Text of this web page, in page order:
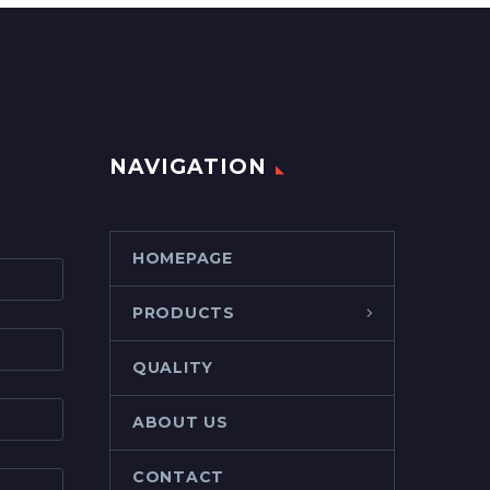
NAVIGATION
HOMEPAGE
PRODUCTS
QUALITY
ABOUT US
CONTACT